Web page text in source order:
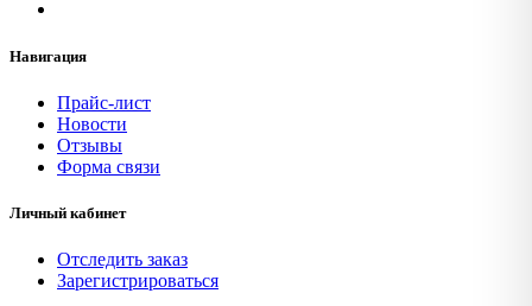
Навигация
Прайс-лист
Новости
Отзывы
Форма связи
Личный кабинет
Отследить заказ
Зарегистрироваться